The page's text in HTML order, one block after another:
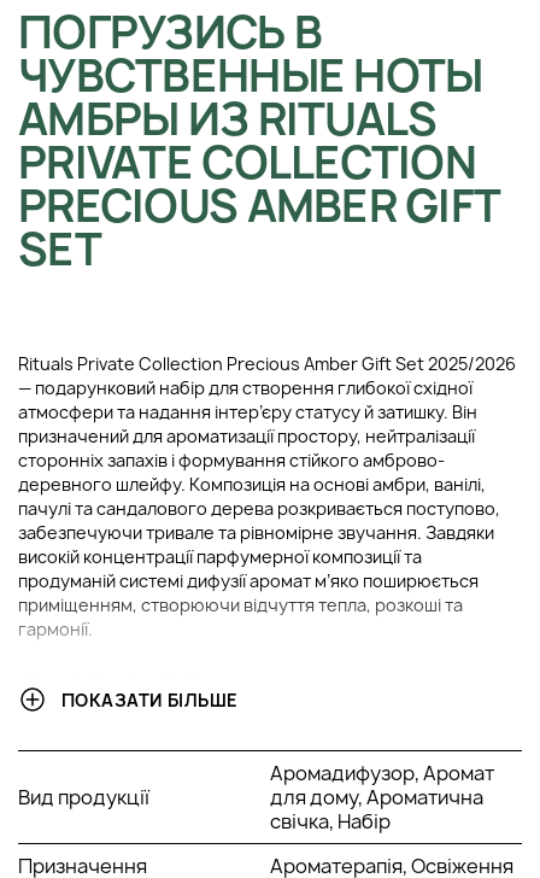
ПОГРУЗИСЬ В
ЧУВСТВЕННЫЕ НОТЫ
АМБРЫ ИЗ RITUALS
PRIVATE COLLECTION
PRECIOUS AMBER GIFT
SET
Rituals Private Collection Precious Amber Gift Set 2025/2026
— подарунковий набір для створення глибокої східної
атмосфери та надання інтер’єру статусу й затишку. Він
призначений для ароматизації простору, нейтралізації
сторонніх запахів і формування стійкого амброво-
деревного шлейфу. Композиція на основі амбри, ванілі,
пачулі та сандалового дерева розкривається поступово,
забезпечуючи тривале та рівномірне звучання. Завдяки
високій концентрації парфумерної композиції та
продуманій системі дифузії аромат м’яко поширюється
приміщенням, створюючи відчуття тепла, розкоші та
гармонії.
ДО НАБОРУ ВХОДИТЬ:
Міні-ароматичні палички, 100 мл
Аромат для дому, 250 мл
ОСНОВНІ ІНГРЕДІЄНТИ ТА ЇХ ПЕРЕВАГИ
ПОКАЗАТИ БІЛЬШЕ
Вид продукції
Аромадифузор, Аромат
для дому, Ароматична
свічка, Набір
Призначення
Ароматерапія, Освіження